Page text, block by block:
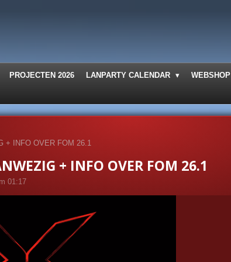
PROJECTEN 2026 LANPARTY CALENDAR WEBSHOP
+ INFO OVER FOM 26.1
+ INFO OVER FOM 26.1
01:17